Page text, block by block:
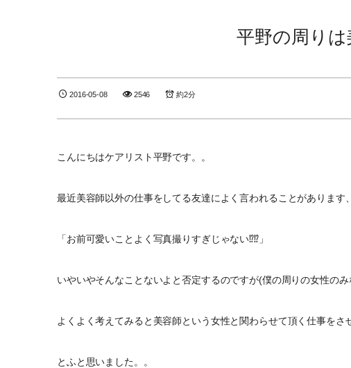
平野の周り
2016-05-08 2546 約2分
こんにちはケアリスト平野です。。
最近美容師以外の仕事をしてる友達によく言われることがあります
「お前可愛いことよく写真撮りすぎじゃない⁉︎⁉︎」
いやいやそんなことないよと否定するのですが(僕の周りの女性の
よくよく考えてみると美容師という女性と関わらせて頂く仕事を
とふと思いました。。